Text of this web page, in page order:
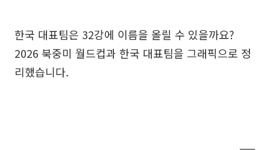
한국 대표팀은 32강에 이름을 올릴 수 있을까요?
2026 북중미 월드컵과 한국 대표팀을 그래픽으로 정
리했습니다.